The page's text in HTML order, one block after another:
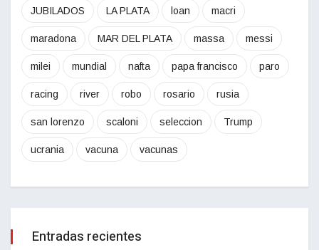
JUBILADOS LA PLATA loan macri
maradona MAR DEL PLATA massa messi
milei mundial nafta papa francisco paro
racing river robo rosario rusia
san lorenzo scaloni seleccion Trump
ucrania vacuna vacunas
Entradas recientes